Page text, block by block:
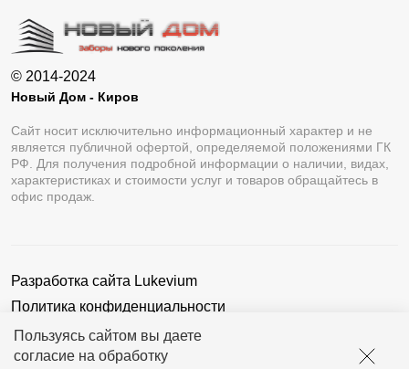
Пользуясь сайтом вы даете
согласие на обработку
© 2014-2024
Новый Дом - Киров
Сайт носит исключительно информационный характер и не
является публичной офертой, определяемой положениями ГК
РФ. Для получения подробной информации о наличии, видах,
характеристиках и стоимости услуг и товаров обращайтесь в
офис продаж.
Разработка сайта Lukevium
Политика конфиденциальности
Пользовательское соглашение